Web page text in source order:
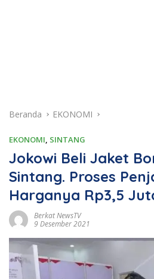
Beranda EKONOMI
EKONOMI, SINTANG
Jokowi Beli Jaket
Sintang. Proses
Harganya Rp3,5
Berkat NewsTV
9 Desember 2021